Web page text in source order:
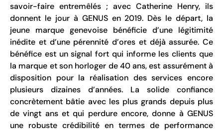
savoir-faire entremêlés ; avec Catherine Henry, ils
donnent le jour à GENUS en 2019. Dès le départ, la
jeune marque genevoise bénéficie d’une légitimité
inédite et d’une pérennité d’ores et déjà assurée. Ce
bénéfice est un signal fort qui informe les clients que
la marque et son horloger de 40 ans, est assurément à
disposition pour la réalisation des services encore
plusieurs dizaines d’années. La solide confiance
concrètement bâtie avec les plus grands depuis plus
de vingt ans et qui perdure encore, donne à GENUS
une robuste crédibilité en termes de performance